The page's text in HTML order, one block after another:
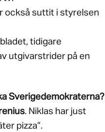
också suttit i styrelsen
tidigare
utgivarstrider på en
Sverigedemokraterna?
ius. Niklas har just
pizza”.